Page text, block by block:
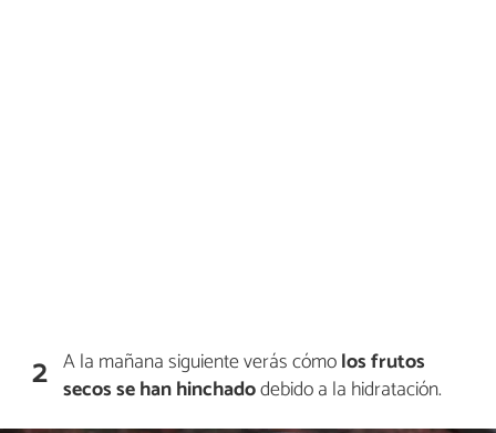
2 A la mañana siguiente verás cómolos frutos
secos se han hinchadodebido a la hidratación.